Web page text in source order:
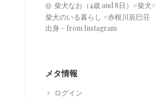
柴犬なお（4歳 and 8日）#柴犬#
柴犬のいる暮らし #赤根川辰巳荘
出身 – from Instagram
メタ情報
ログイン